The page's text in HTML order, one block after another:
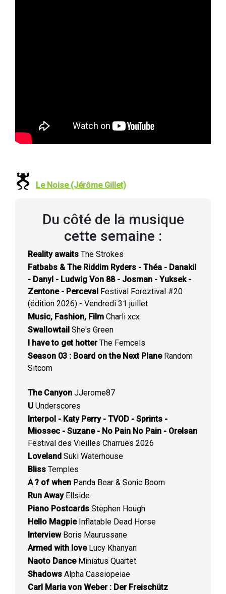
Le Noise (Jérôme Gillet)
Du côté de la musique
cette semaine :
Reality awaits The Strokes
Fatbabs & The Riddim Ryders - Théa - Danakil
- Danyl - Ludwig Von 88 - Josman - Yuksek -
Zentone - Perceval Festival Foreztival #20
(édition 2026) - Vendredi 31 juillet
Music, Fashion, Film Charli xcx
Swallowtail She's Green
I have to get hotterThe Femcels
Season 03 : Board on the Next PlaneRandom
Sitcom
The Canyon JJerome87
U Underscores
Interpol - Katy Perry - TVOD - Sprints -
Miossec - Suzane - No Pain No Pain - Orelsan
Festival des Vieilles Charrues 2026
Loveland Suki Waterhouse
Bliss Temples
A ? of when Panda Bear & Sonic Boom
Run AwayEllside
Piano Postcards Stephen Hough
Hello MagpieInflatable Dead Horse
InterviewBoris Maurussane
Armed with loveLucy Khanyan
Naoto DanceMiniatus Quartet
Shadows Alpha Cassiopeiae
Carl Maria von Weber : Der Freischütz